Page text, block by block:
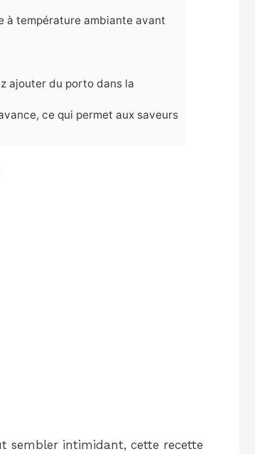
à température ambiante avant
ajouter du porto dans la
ce qui permet aux saveurs
sembler intimidant, cette recette